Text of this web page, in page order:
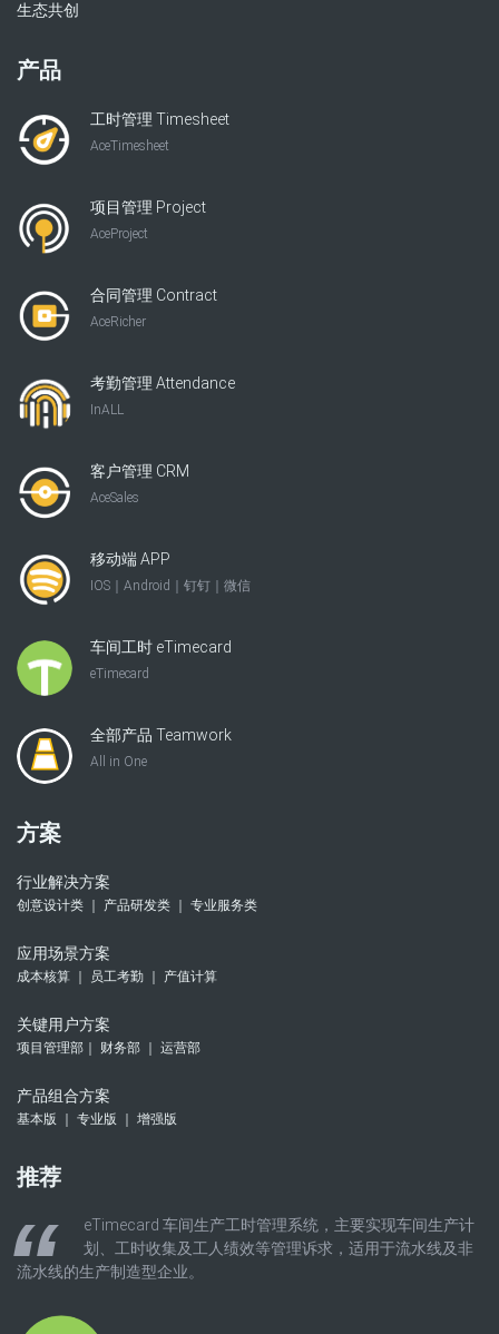
生态共创
产品
工时管理 Timesheet
AceTimesheet
项目管理 Project
AceProject
合同管理 Contract
AceRicher
考勤管理 Attendance
InALL
客户管理 CRM
AceSales
移动端 APP
IOS｜Android｜钉钉｜微信
车间工时 eTimecard
eTimecard
全部产品 Teamwork
All in One
方案
行业解决方案
创意设计类 ｜ 产品研发类 ｜ 专业服务类
应用场景方案
成本核算 ｜ 员工考勤 ｜ 产值计算
关键用户方案
项目管理部｜ 财务部 ｜ 运营部
产品组合方案
基本版 ｜ 专业版 ｜ 增强版
推荐
eTimecard 车间生产工时管理系统，主要实现车间生产计
划、工时收集及工人绩效等管理诉求，适用于流水线及非
流水线的生产制造型企业。